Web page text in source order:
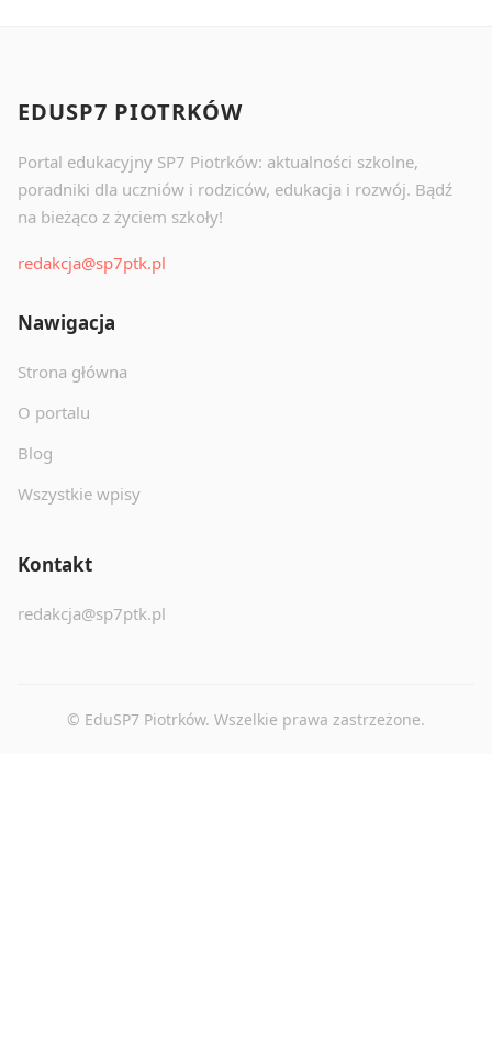
EDUSP7 PIOTRKÓW
Portal edukacyjny SP7 Piotrków: aktualności szkolne,
poradniki dla uczniów i rodziców, edukacja i rozwój. Bądź
na bieżąco z życiem szkoły!
redakcja@sp7ptk.pl
Nawigacja
Strona główna
O portalu
Blog
Wszystkie wpisy
Kontakt
redakcja@sp7ptk.pl
© EduSP7 Piotrków. Wszelkie prawa zastrzeżone.